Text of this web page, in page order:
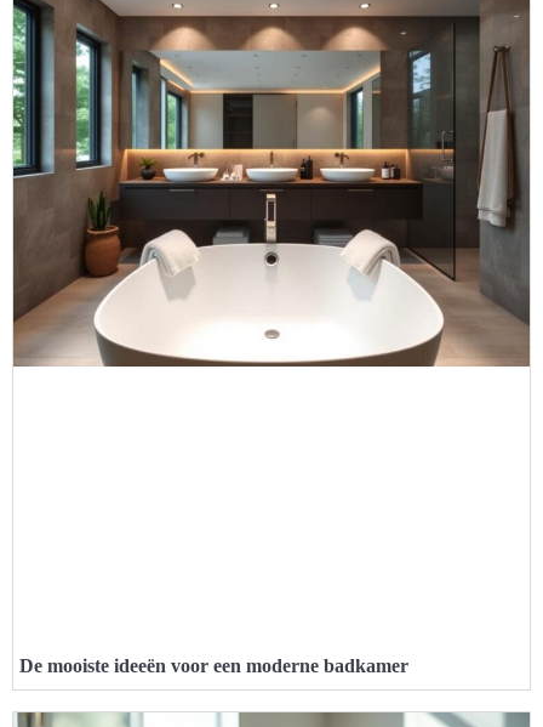
De mooiste ideeën voor een moderne badkamer